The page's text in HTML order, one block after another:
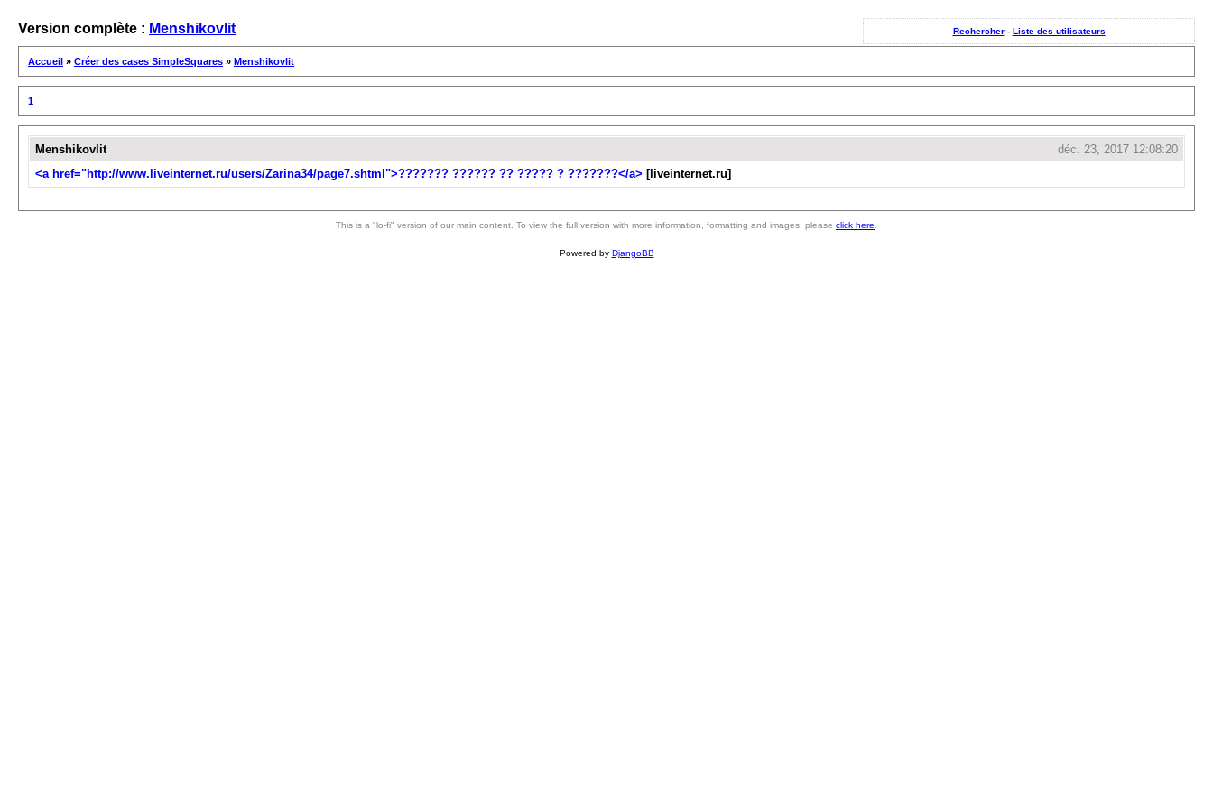
Rechercher- Liste des utilisateurs
Version complète : Menshikovlit
Accueil » Créer des cases SimpleSquares » Menshikovlit
1
Menshikovlit
déc. 23, 2017 12:08:20
<a href="http://www.liveinternet.ru/users/Zarina34/page7.shtml">??????? ?????? ?? ????? ? ???????</a> [liveinternet.ru]
This is a "lo-fi" version of our main content. To view the full version with more information, formatting and images, please click here
Powered by DjangoBB